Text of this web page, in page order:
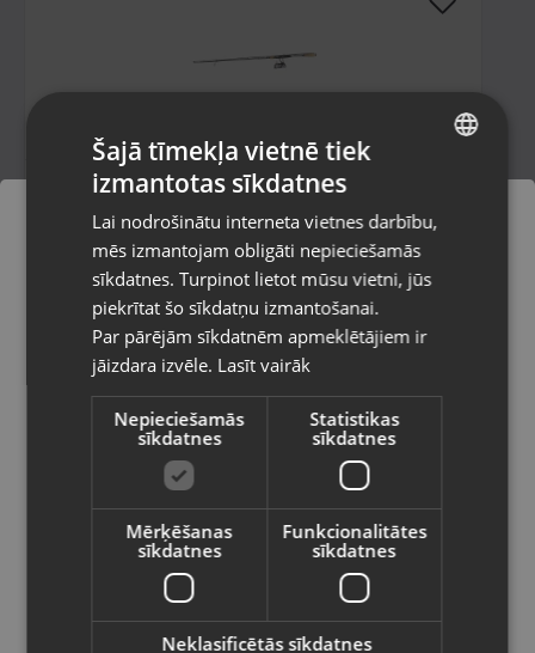
SavageGear XLNT Bushwhacker
Salaspils, Skolas iela 11
Stāvoklis Lietots (Garantija 6 mēneši)
75.00€
/mēn.
Pulsar axion key XM30
Pasūtījumi tiks piegādāti uz
izvēlēto valsti
Vietnes saturs būs attēlots izvēlētajā
valodā
Valsts
Latviešu / Latvian
RUSSIAN
Šajā tīmekļa vietnē tiek
izmantotas sīkdatnes
Lai nodrošinātu interneta vietnes darbību,
mēs izmantojam obligāti nepieciešamās
sīkdatnes. Turpinot lietot mūsu vietni, jūs
piekrītat šo sīkdatņu izmantošanai.
Par pārējām sīkdatnēm apmeklētājiem ir
jāizdara izvēle. Lasīt vairāk
Nepieciešamās
sīkdatnes
Statistikas
sīkdatnes
Mērķēšanas
sīkdatnes
Funkcionalitātes
sīkdatnes
Neklasificētās sīkdatnes